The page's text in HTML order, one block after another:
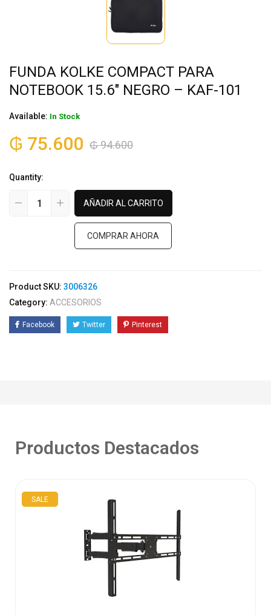
FUNDA KOLKE COMPACT PARA
NOTEBOOK 15.6″ NEGRO – KAF-101
Available: In Stock
₲94.600
₲ 75.600
Quantity:
AÑADIR AL CARRITO
COMPRAR AHORA
Product SKU: 3006326
Category: ACCESORIOS
Facebook Twitter Pinterest
Productos Destacados
SALE